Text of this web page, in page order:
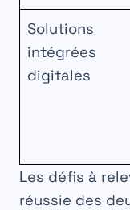
Solutions
intégrées
digitales
Les défis à
réussie des